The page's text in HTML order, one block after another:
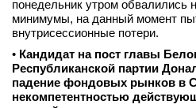
понедельник утром обвалились
минимумы, на данный момент
внутрисессионные потери.
• Кандидат на пост главы
Республиканской партии
падение фондовых рынков в
некомпетентностью